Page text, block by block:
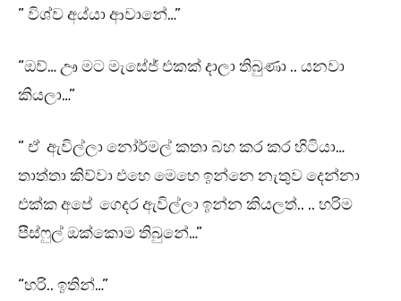
” විශ්ව අය්යා ආවානේ…”
“ඔව්… ඌ මට මැසේජ් එකක් දාලා තිබුණා .. යනවා
කියලා…”
” ඒ ඇවිල්ලා නෝර්මල් කතා බහ කර කර හිටියා…
තාත්තා කිව්වා එහෙ මෙහෙ ඉන්නෙ නැතුව දෙන්නා
එක්ක අපේ ගෙදර ඇවිල්ලා ඉන්න කියලත්.. .. හරිම
පීස්ෆුල් ඔක්කොම තිබුනේ…”
“හරි.. ඉතින්…”